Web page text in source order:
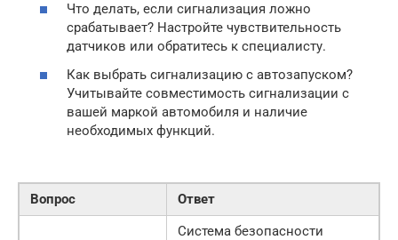
Что делать, если сигнализация ложно
срабатывает? Настройте чувствительность
датчиков или обратитесь к специалисту.
Как выбрать сигнализацию с автозапуском?
Учитывайте совместимость сигнализации с
вашей маркой автомобиля и наличие
необходимых функций.
Вопрос Ответ
Система безопасности